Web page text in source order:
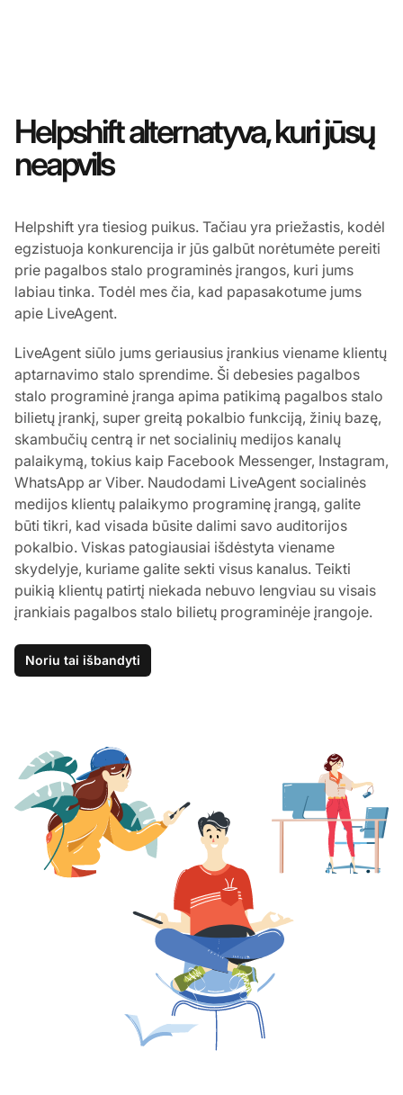
Helpshift alternatyva, kuri jūsų
neapvils
Helpshift yra tiesiog puikus. Tačiau yra priežastis, kodėl
egzistuoja konkurencija ir jūs galbūt norėtumėte pereiti
prie pagalbos stalo programinės įrangos, kuri jums
labiau tinka. Todėl mes čia, kad papasakotume jums
apie LiveAgent.
LiveAgent siūlo jums geriausius įrankius viename klientų
aptarnavimo stalo sprendime. Ši debesies pagalbos
stalo programinė įranga apima patikimą pagalbos stalo
bilietų įrankį, super greitą pokalbio funkciją, žinių bazę,
skambučių centrą ir net socialinių medijos kanalų
palaikymą, tokius kaip Facebook Messenger, Instagram,
WhatsApp ar Viber. Naudodami LiveAgent socialinės
medijos klientų palaikymo programinę įrangą, galite
būti tikri, kad visada būsite dalimi savo auditorijos
pokalbio. Viskas patogiausiai išdėstyta viename
skydelyje, kuriame galite sekti visus kanalus. Teikti
puikią klientų patirtį niekada nebuvo lengviau su visais
įrankiais pagalbos stalo bilietų programinėje įrangoje.
Noriu tai išbandyti